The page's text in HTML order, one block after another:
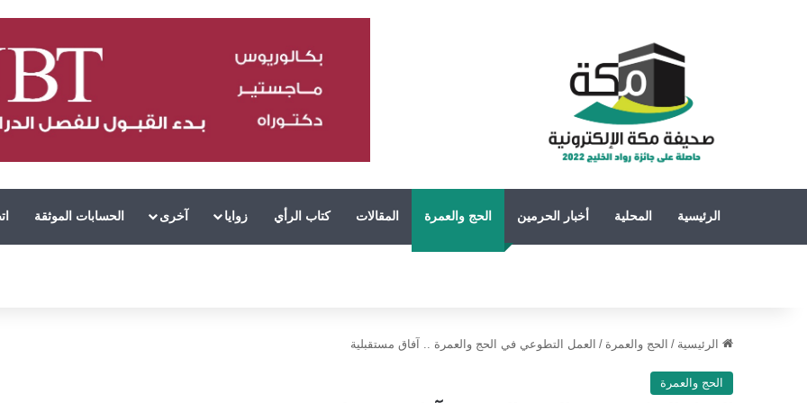
الرئيسية المحلية أخبار الحرمين الحج والعمرة المقالات كتاب الرأي زوايا آخرى الحسابات الموثقة
الرئيسية / الحج والعمرة / العمل التطوعي في الحج والعمرة .. آفاق مستقبلية
الحج والعمرة